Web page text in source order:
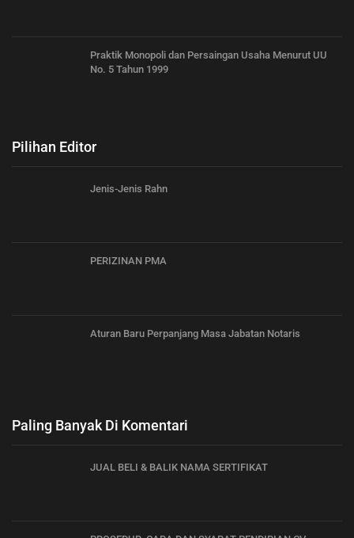
Praktik Monopoli dan Persaingan Usaha Menurut UU
No. 5 Tahun 1999
Pilihan Editor
Jenis-Jenis Rahn
PERIZINAN PMA
Aturan Baru Perpanjang Masa Jabatan Notaris
Paling Banyak Di Komentari
JUAL BELI & BALIK NAMA SERTIFIKAT